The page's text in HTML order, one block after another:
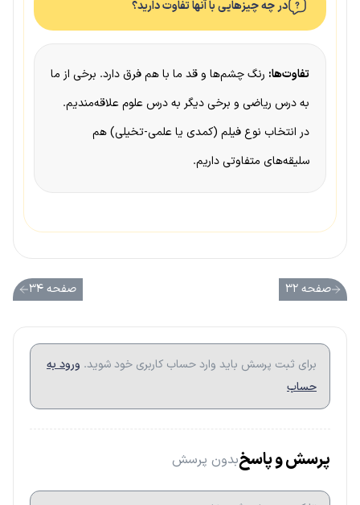
در چه چیزهایی با آنها تفاوت دارید؟
تفاوت‌ها: رنگ چشم‌ها و قد ما با هم فرق دارد. برخی از ما
به درس ریاضی و برخی دیگر به درس علوم علاقه‌مندیم.
در انتخاب نوع فیلم (کمدی یا علمی-تخیلی) هم
سلیقه‌های متفاوتی داریم.
صفحه ۳۲ صفحه ۳۴
برای ثبت پرسش باید وارد حساب کاربری خود شوید. ورود به
حساب
پرسش و پاسخبدون پرسش